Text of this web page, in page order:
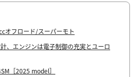
オフロード/スーパーモト
、エンジンは電子制御の充実とユーロ
［2025 model］